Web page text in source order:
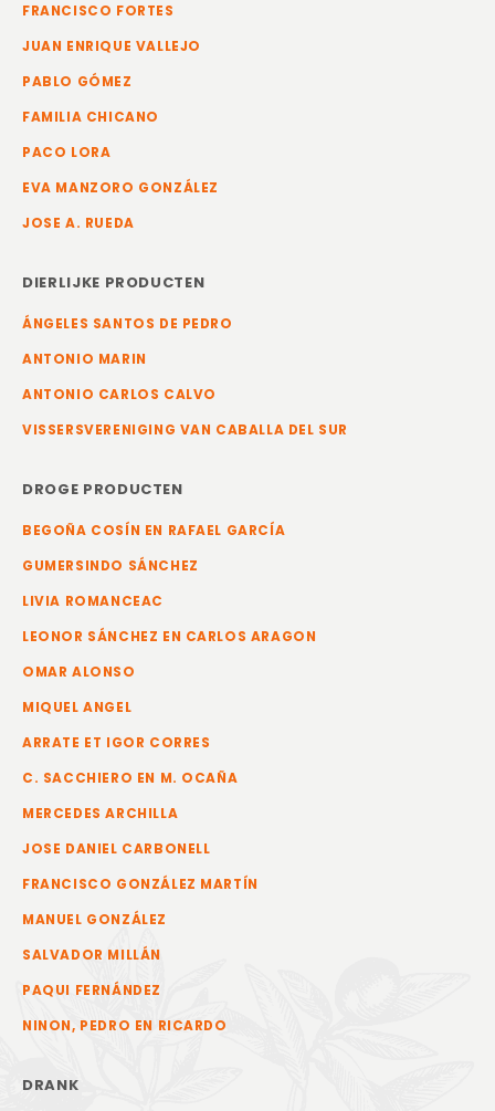
FRANCISCO FORTES
JUAN ENRIQUE VALLEJO
PABLO GÓMEZ
FAMILIA CHICANO
PACO LORA
EVA MANZORO GONZÁLEZ
JOSE A. RUEDA
DIERLIJKE PRODUCTEN
ÁNGELES SANTOS DE PEDRO
ANTONIO MARIN
ANTONIO CARLOS CALVO
VISSERSVERENIGING VAN CABALLA DEL SUR
DROGE PRODUCTEN
BEGOÑA COSÍN EN RAFAEL GARCÍA
GUMERSINDO SÁNCHEZ
LIVIA ROMANCEAC
LEONOR SÁNCHEZ EN CARLOS ARAGON
OMAR ALONSO
MIQUEL ANGEL
ARRATE ET IGOR CORRES
C. SACCHIERO EN M. OCAÑA
MERCEDES ARCHILLA
JOSE DANIEL CARBONELL
FRANCISCO GONZÁLEZ MARTÍN
MANUEL GONZÁLEZ
SALVADOR MILLÁN
PAQUI FERNÁNDEZ
NINON, PEDRO EN RICARDO
DRANK